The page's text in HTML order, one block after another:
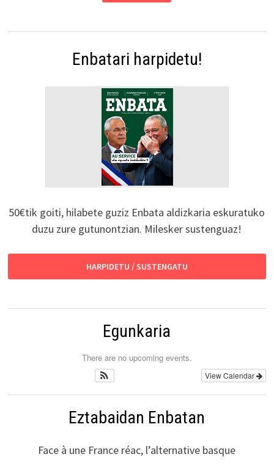
Enbatari harpidetu!
50€tik goiti, hilabete guziz Enbata aldizkaria eskuratuko
duzu zure gutunontzian. Milesker sustenguaz!
HARPIDETU / SUSTENGATU
Egunkaria
There are no upcoming events.
View Calendar
Eztabaidan Enbatan
Face à une France réac, l’alternative basque